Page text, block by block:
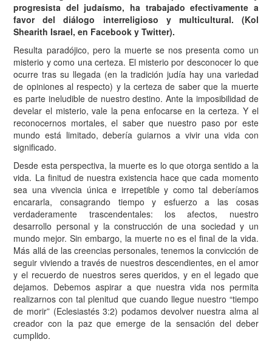
progresista del judaísmo, ha trabajado efectivamente a
favor del diálogo interreligioso y multicultural. (Kol
Shearith Israel, en Facebook y Twitter).
Resulta paradójico, pero la muerte se nos presenta como un
misterio y como una certeza. El misterio por desconocer lo que
ocurre tras su llegada (en la tradición judía hay una variedad
de opiniones al respecto) y la certeza de saber que la muerte
es parte ineludible de nuestro destino. Ante la imposibilidad de
develar el misterio, vale la pena enfocarse en la certeza. Y el
reconocernos mortales, el saber que nuestro paso por este
mundo está limitado, debería guiarnos a vivir una vida con
significado.
Desde esta perspectiva, la muerte es lo que otorga sentido a la
vida. La finitud de nuestra existencia hace que cada momento
sea una vivencia única e irrepetible y como tal deberíamos
encararla, consagrando tiempo y esfuerzo a las cosas
verdaderamente trascendentales: los afectos, nuestro
desarrollo personal y la construcción de una sociedad y un
mundo mejor. Sin embargo, la muerte no es el final de la vida.
Más allá de las creencias personales, tenemos la convicción de
seguir viviendo a través de nuestros descendientes, en el amor
y el recuerdo de nuestros seres queridos, y en el legado que
dejamos. Debemos aspirar a que nuestra vida nos permita
realizarnos con tal plenitud que cuando llegue nuestro “tiempo
de morir” (Eclesiastés 3:2) podamos devolver nuestra alma al
creador con la paz que emerge de la sensación del deber
cumplido.